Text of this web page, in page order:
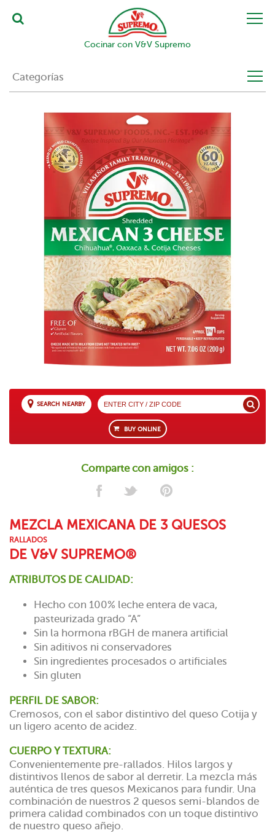
Cocinar con V&V Supremo
Categorías
SEARCH NEARBY
BUY ONLINE
Comparte con amigos :
MEZCLA MEXICANA DE 3 QUESOS
RALLADOS
DE V&V SUPREMO®
ATRIBUTOS DE CALIDAD:
Hecho con 100% leche entera de vaca,
pasteurizada grado “A”
Sin la hormona rBGH de manera artificial
Sin aditivos ni conservadores
Sin ingredientes procesados o artificiales
Sin gluten
PERFIL DE SABOR:
Cremosos, con el sabor distintivo del queso Cotija y
un ligero acento de acidez.
CUERPO Y TEXTURA:
Convenientemente pre-rallados. Hilos largos y
distintivos llenos de sabor al derretir. La mezcla más
auténtica de tres quesos Mexicanos para fundir. Una
combinación de nuestros 2 quesos semi-blandos de
primera calidad combinados con un toque distintivo
de nuestro queso añejo.